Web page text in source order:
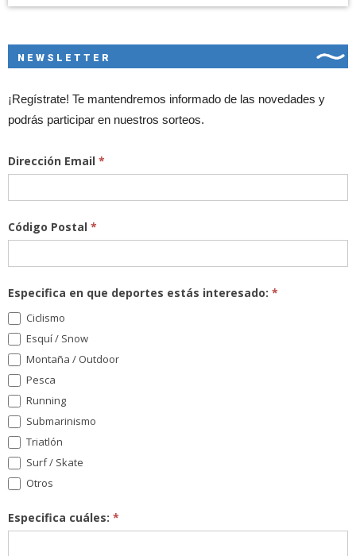
NEWSLETTER
¡Regístrate! Te mantendremos informado de las novedades y
podrás participar en nuestros sorteos.
Dirección Email *
Código Postal *
Especifica en que deportes estás interesado: *
Ciclismo
Esquí / Snow
Montaña / Outdoor
Pesca
Running
Submarinismo
Triatlón
Surf / Skate
Otros
Especifica cuáles: *